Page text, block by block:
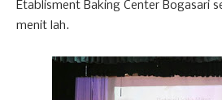
Etablisment Baking Center Bogasari
menit lah.